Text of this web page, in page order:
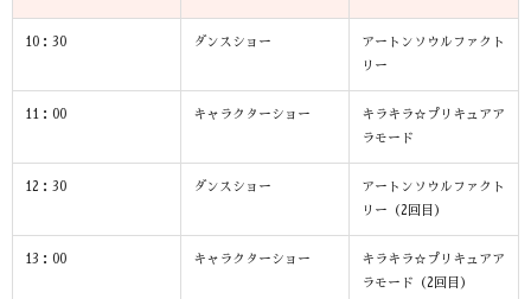
10：30 ダンスショー
アートンソウルファクト
リー
11：00 キャラクターショー
キラキラ☆プリキュアア
ラモード
12：30 ダンスショー
アートンソウルファクト
リー（2回目）
13：00 キャラクターショー
キラキラ☆プリキュアア
ラモード（2回目）